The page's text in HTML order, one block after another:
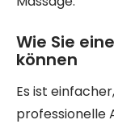
Wie Sie
können
Es ist
professionelle